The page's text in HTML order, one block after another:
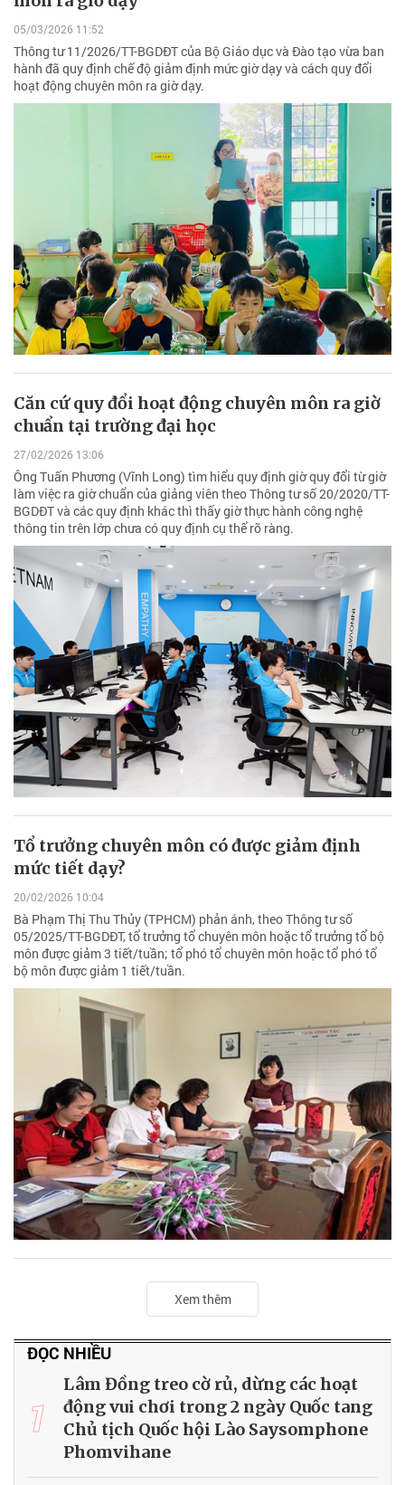
05/03/2026 11:52
Thông tư 11/2026/TT-BGDĐT của Bộ Giáo dục và Đào tạo vừa ban
hành đã quy định chế độ giảm định mức giờ dạy và cách quy đổi
hoạt động chuyên môn ra giờ dạy.
Căn cứ quy đổi hoạt động chuyên môn ra giờ
chuẩn tại trường đại học
27/02/2026 13:06
Ông Tuấn Phương (Vĩnh Long) tìm hiểu quy định giờ quy đổi từ giờ
làm việc ra giờ chuẩn của giảng viên theo Thông tư số 20/2020/TT-
BGDĐT và các quy định khác thì thấy giờ thực hành công nghệ
thông tin trên lớp chưa có quy định cụ thể rõ ràng.
Tổ trưởng chuyên môn có được giảm định
mức tiết dạy?
20/02/2026 10:04
Bà Phạm Thị Thu Thủy (TPHCM) phản ánh, theo Thông tư số
05/2025/TT-BGDĐT, tổ trưởng tổ chuyên môn hoặc tổ trưởng tổ bộ
môn được giảm 3 tiết/tuần; tổ phó tổ chuyên môn hoặc tổ phó tổ
bộ môn được giảm 1 tiết/tuần.
Xem thêm
ĐỌC NHIỀU
1
Lâm Đồng treo cờ rủ, dừng các hoạt
động vui chơi trong 2 ngày Quốc tang
Chủ tịch Quốc hội Lào Saysomphone
Phomvihane